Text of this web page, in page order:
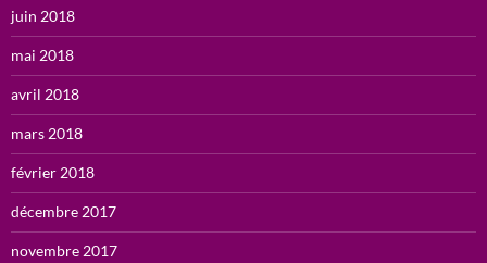
juin 2018
mai 2018
avril 2018
mars 2018
février 2018
décembre 2017
novembre 2017